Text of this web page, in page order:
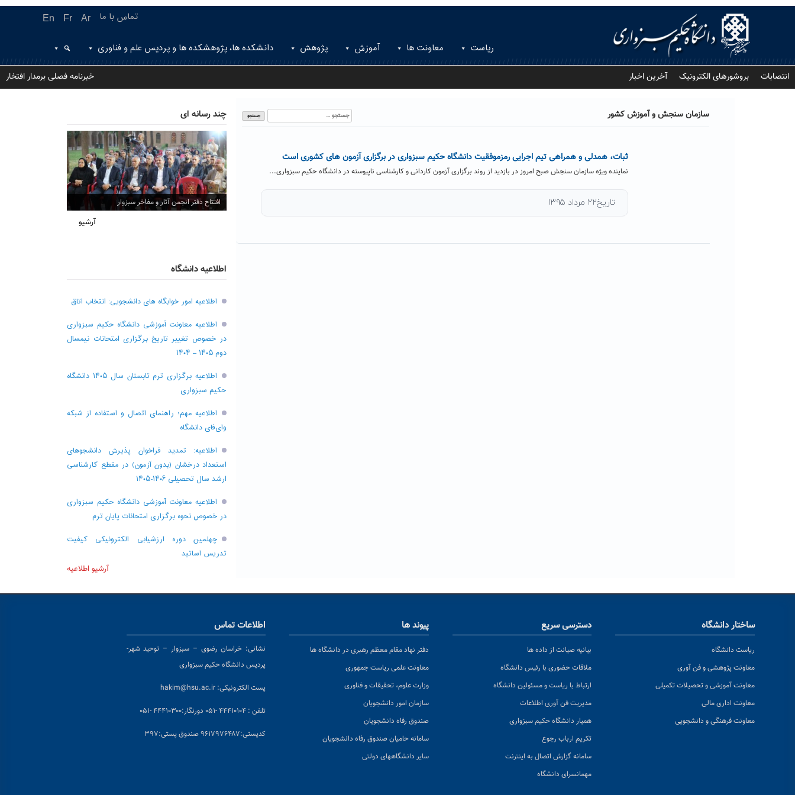
En Fr Ar تماس با ما
ریاست معاونت ها آموزش پژوهش دانشکده ها، پژوهشکده ها و پردیس علم و فناوری
انتصابات بروشورهای الکترونیک آخرین اخبار خبرنامه فصلی برمدار افتخار
سازمان سنجش و آموزش کشور
جستجو
برای:
ثبات، همدلی و همراهی تیم اجرایی رمزموفقیت دانشگاه حکیم سبزواری در برگزاری آزمون های کشوری است
نماینده ویژه سازمان سنجش صبح امروز در بازدید از روند برگزاری آزمون کاردانی و کارشناسی ناپیوسته در دانشگاه حکیم سبزواری...
تاریخ۲۲ مرداد ۱۳۹۵
چند رسانه ای
افتتاح دفتر انجمن آثار و مفاخر سبزوار
آرشیو
اطلاعیه دانشگاه
اطلاعیه امور خوابگاه های دانشجویی: انتخاب اتاق
اطلاعیه معاونت آموزشی دانشگاه حکیم سبزواری
در خصوص تغییر تاریخ برگزاری امتحانات نیمسال
دوم ۱۴۰۵ – ۱۴۰۴
اطلاعیه برگزاری ترم تابستان سال ۱۴۰۵ دانشگاه
حکیم سبزواری
اطلاعیه مهم؛ راهنمای اتصال و استفاده از شبکه
وای‌فای دانشگاه
اطلاعیه: تمدید فراخوان پذیرش دانشجو‌های
استعداد درخشان (بدون آزمون) در مقطع کارشناسی
ارشد سال تحصیلی ۱۴۰۶-۱۴۰۵
اطلاعیه معاونت آموزشی دانشگاه حکیم سبزواری
در خصوص نحوه برگزاری امتحانات پایان ترم
چهلمین دوره ارزشیابی الکترونیکی کیفیت
تدریس اساتید
آرشیو اطلاعیه
ساختار دانشگاه
ریاست دانشگاه
معاونت پژوهشی و فن آوری
معاونت آموزشی و تحصیلات تکمیلی
معاونت اداری مالی
معاونت فرهنگی و دانشجویی
دسترسی سریع
بیانیه صیانت از داده ها
ملاقات حضوری با رئیس دانشگاه
ارتباط با ریاست و مسئولین دانشگاه
مدیریت فن آوری اطلاعات
همیار دانشگاه حکیم سبزواری
تکریم ارباب رجوع
سامانه گزارش اتصال به اینترنت
مهمانسرای دانشگاه
پیوند ها
دفتر نهاد مقام معظم رهبری در دانشگاه ها
معاونت علمی ریاست جمهوری
وزارت علوم، تحقیقات و فناوری
سازمان امور دانشجویان
صندوق رفاه دانشجویان
سامانه حامیان صندوق رفاه دانشجویان
سایر دانشگاههای دولتی
اطلاعات تماس
نشانی: خراسان رضوی – سبزوار – توحید شهر-
پردیس دانشگاه حکیم سبزواری
پست الکترونیکی: hakim@hsu.ac.ir
تلفن : ۴۴۴۱۰۱۰۴ -۰۵۱ دورنگار:۴۴۴۱۰۳۰۰ -۰۵۱
کدپستی:۹۶۱۷۹۷۶۴۸۷ صندوق پستی:۳۹۷